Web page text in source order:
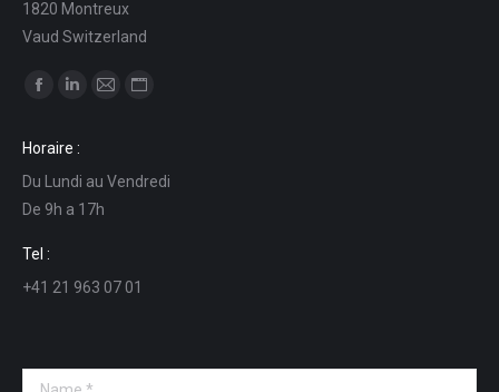
1820 Montreux
Vaud Switzerland
Find us on:
opens
in
new
window
opens
in
new
in
in
Horaire :
Du Lundi au Vendredi
De 9h a 17h
Tel :
+41 21 963 07 01
Name *